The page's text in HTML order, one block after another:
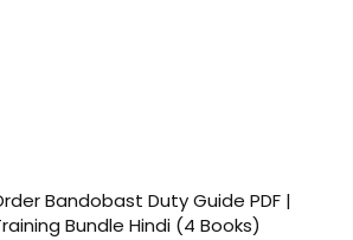
Bandobast Duty Guide PDF |
Bundle Hindi (4 Books)